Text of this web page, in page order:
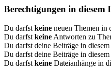
Berechtigungen in diesem
Du darfst keine neuen Themen in
Du darfst keine Antworten zu
Du darfst deine Beiträge in
Du darfst deine Beiträge in
Du darfst keine Dateianhänge in